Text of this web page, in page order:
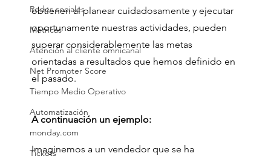
Redes sociales
Métricas
Atención al cliente omnicanal
Net Promoter Score
Tiempo Medio Operativo
Automatización
monday.com
Tickets
obtienen al planear cuidadosamente y ejecutar
oportunamente nuestras actividades, pueden
superar considerablemente las metas
orientadas a resultados que hemos definido en
el pasado.
A continuación un ejemplo:
Imaginemos a un vendedor que se ha